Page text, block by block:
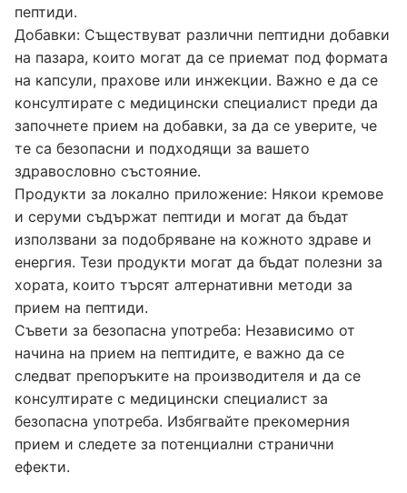
пептиди.
Добавки: Съществуват различни пептидни добавки
на пазара, които могат да се приемат под формата
на капсули, прахове или инжекции. Важно е да се
консултирате с медицински специалист преди да
започнете прием на добавки, за да се уверите, че
те са безопасни и подходящи за вашето
здравословно състояние.
Продукти за локално приложение: Някои кремове
и серуми съдържат пептиди и могат да бъдат
използвани за подобряване на кожното здраве и
енергия. Тези продукти могат да бъдат полезни за
хората, които търсят алтернативни методи за
прием на пептиди.
Съвети за безопасна употреба: Независимо от
начина на прием на пептидите, е важно да се
следват препоръките на производителя и да се
консултирате с медицински специалист за
безопасна употреба. Избягвайте прекомерния
прием и следете за потенциални странични
ефекти.